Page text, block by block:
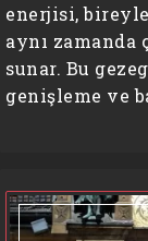
enerjisi,
aynı
sunar. Bu
genişleme ve